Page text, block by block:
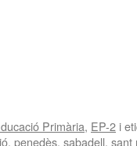
Primària, EP-2 i
, penedès, sabadell, sant